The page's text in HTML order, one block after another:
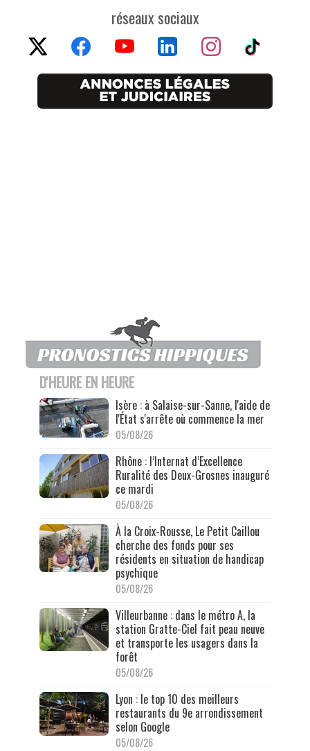
réseaux sociaux
D'HEURE EN HEURE
Isère : à Salaise-sur-Sanne, l'aide de
l'État s'arrête où commence la mer
05/08/26
Rhône : l’Internat d’Excellence
Ruralité des Deux-Grosnes inauguré
ce mardi
05/08/26
À la Croix-Rousse, Le Petit Caillou
cherche des fonds pour ses
résidents en situation de handicap
psychique
05/08/26
Villeurbanne : dans le métro A, la
station Gratte-Ciel fait peau neuve
et transporte les usagers dans la
forêt
05/08/26
Lyon : le top 10 des meilleurs
restaurants du 9e arrondissement
selon Google
05/08/26